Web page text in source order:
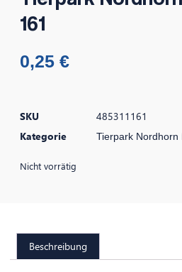
161
0,25 €
SKU
485311161
Kategorie
Tierpark Nordhorn
Nicht vorrätig
Beschreibung